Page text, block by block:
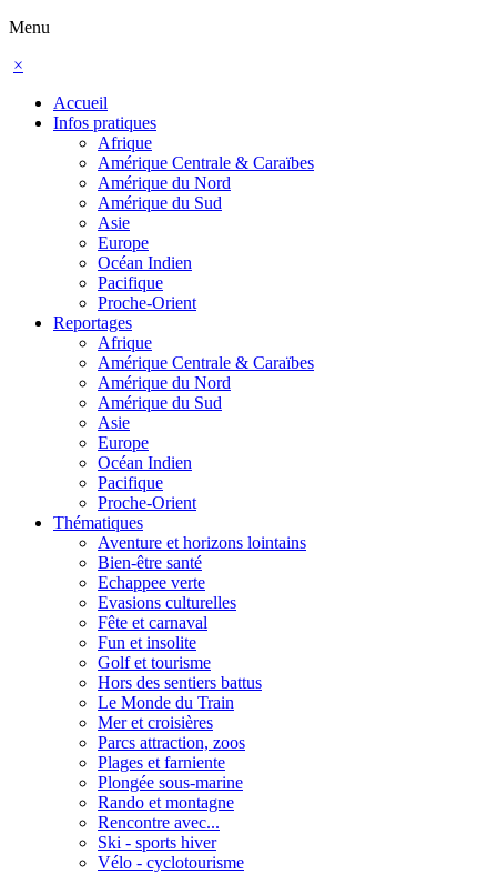
Menu
×
Accueil
Infos pratiques
Afrique
Amérique Centrale & Caraïbes
Amérique du Nord
Amérique du Sud
Asie
Europe
Océan Indien
Pacifique
Proche-Orient
Reportages
Afrique
Amérique Centrale & Caraïbes
Amérique du Nord
Amérique du Sud
Asie
Europe
Océan Indien
Pacifique
Proche-Orient
Thématiques
Aventure et horizons lointains
Bien-être santé
Echappee verte
Evasions culturelles
Fête et carnaval
Fun et insolite
Golf et tourisme
Hors des sentiers battus
Le Monde du Train
Mer et croisières
Parcs attraction, zoos
Plages et farniente
Plongée sous-marine
Rando et montagne
Rencontre avec...
Ski - sports hiver
Vélo - cyclotourisme